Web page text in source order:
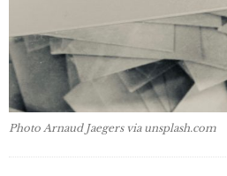
Photo Arnaud Jaegers via unsplash.com